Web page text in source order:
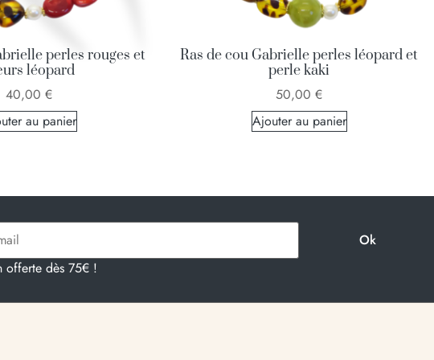
perles rouges et
léopard
40,00 €
au panier
Ras de cou Gabrielle perles léopard et
perle kaki
50,00 €
Ajouter au panier
offerte dès 75€ !